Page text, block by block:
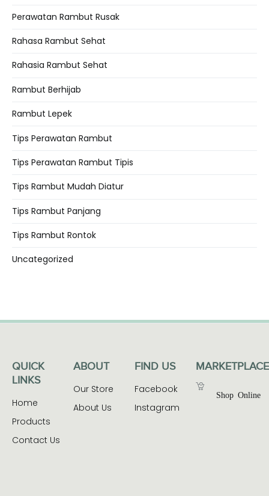
Perawatan Rambut Rusak
Rahasa Rambut Sehat
Rahasia Rambut Sehat
Rambut Berhijab
Rambut Lepek
Tips Perawatan Rambut
Tips Perawatan Rambut Tipis
Tips Rambut Mudah Diatur
Tips Rambut Panjang
Tips Rambut Rontok
Uncategorized
QUICK
LINKS
Home
Products
Contact Us
ABOUT
Our Store
About Us
FIND US
Facebook
Instagram
MARKETPLACE
Shop Online